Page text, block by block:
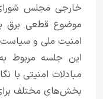
خارجی مجلس شورای
موضوع قطعی برق
امنیت ملی و
این جلسه مربوط
مبادلات امنیتی با
بخش‌های مختلف